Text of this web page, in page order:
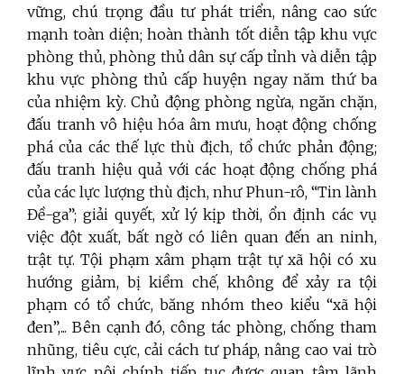
vững, chú trọng đầu tư phát triển, nâng cao sức
mạnh toàn diện; hoàn thành tốt diễn tập khu vực
phòng thủ, phòng thủ dân sự cấp tỉnh và diễn tập
khu vực phòng thủ cấp huyện ngay năm thứ ba
của nhiệm kỳ. Chủ động phòng ngừa, ngăn chặn,
đấu tranh vô hiệu hóa âm mưu, hoạt động chống
phá của các thế lực thù địch, tổ chức phản động;
đấu tranh hiệu quả với các hoạt động chống phá
của các lực lượng thù địch, như Phun-rô, “Tin lành
Đề-ga”; giải quyết, xử lý kịp thời, ổn định các vụ
việc đột xuất, bất ngờ có liên quan đến an ninh,
trật tự. Tội phạm xâm phạm trật tự xã hội có xu
hướng giảm, bị kiềm chế, không để xảy ra tội
phạm có tổ chức, băng nhóm theo kiểu “xã hội
đen”,... Bên cạnh đó, công tác phòng, chống tham
nhũng, tiêu cực, cải cách tư pháp, nâng cao vai trò